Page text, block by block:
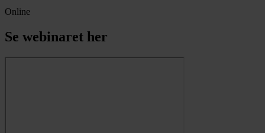
Online
Se webinaret her